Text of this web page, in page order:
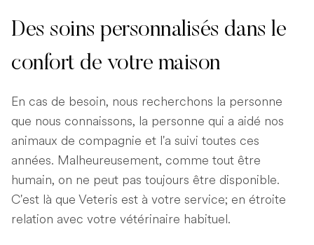
Des soins personnalisés dans le
confort de votre maison
En cas de besoin, nous recherchons la personne
que nous connaissons, la personne qui a aidé nos
animaux de compagnie et l'a suivi toutes ces
années. Malheureusement, comme tout être
humain, on ne peut pas toujours être disponible.
C'est là que Veteris est à votre service; en étroite
relation avec votre vétérinaire habituel.